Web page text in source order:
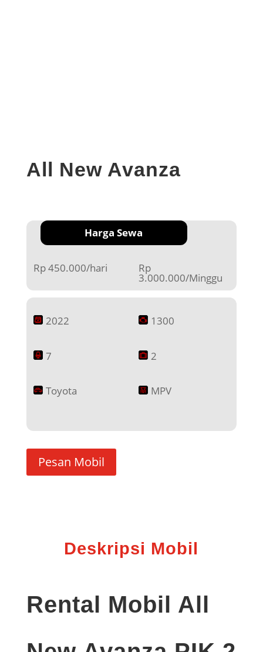
All New Avanza
Harga Sewa
Rp 450.000/hari Rp
3.000.000/Minggu
2022 1300
7 2
Toyota MPV
Pesan Mobil
Deskripsi Mobil
Rental Mobil All